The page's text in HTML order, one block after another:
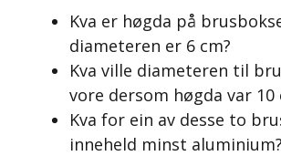
Kva er høgda på
diameteren er 6 cm?
Kva ville diameteren til
vore dersom høgda var 10
Kva for ein av desse to
inneheld minst aluminium?